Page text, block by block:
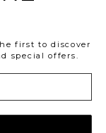
first to discover
special offers.